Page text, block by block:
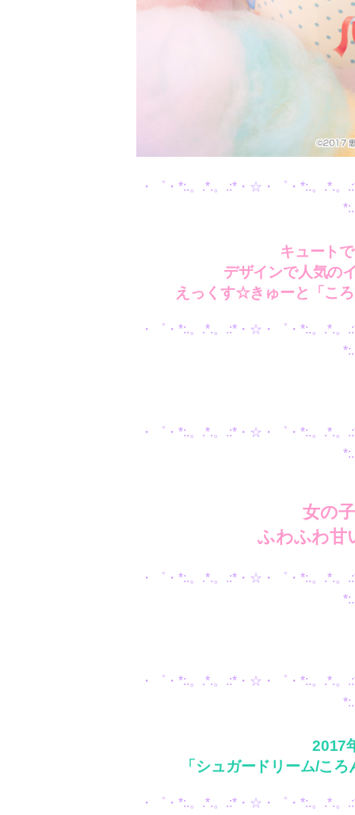
・゜・*:.。.*.。.:*・☆・゜・*:.。.*.
キュート
デザインで人気の
えっくす☆きゅーと「こ
・゜・*:.。.*.。.:*・☆・゜・*:.。.*.
・゜・*:.。.*.。.:*・☆・゜・*:.。.*.
女の
ふわふわ
・゜・*:.。.*.。.:*・☆・゜・*:.。.*.
・゜・*:.。.*.。.:*・☆・゜・*:.。.*.
2017
「シュガードリーム/こ
・゜・*:.。.*.。.:*・☆・゜・*:.。.*.